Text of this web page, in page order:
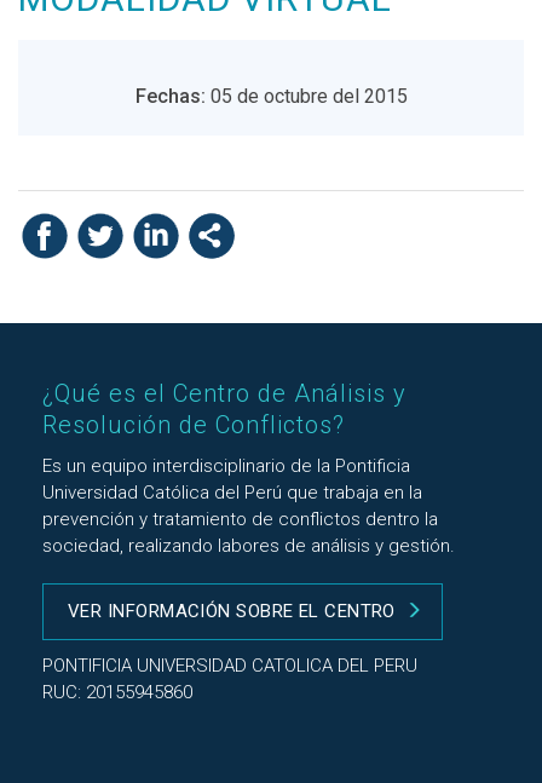
Fechas: 05 de octubre del 2015
¿Qué es el Centro de Análisis y
Resolución de Conflictos?
Es un equipo interdisciplinario de la Pontificia
Universidad Católica del Perú que trabaja en la
prevención y tratamiento de conflictos dentro la
sociedad, realizando labores de análisis y gestión.
VER INFORMACIÓN SOBRE EL CENTRO
PONTIFICIA UNIVERSIDAD CATOLICA DEL PERU
RUC: 20155945860